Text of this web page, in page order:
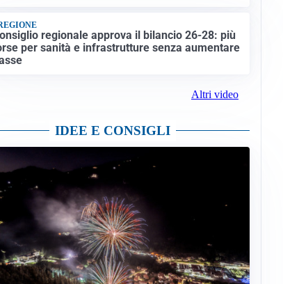
regionale approva il bilancio 26-28: più
per sanità e infrastrutture senza aumentare
Altri video
IDEE E CONSIGLI